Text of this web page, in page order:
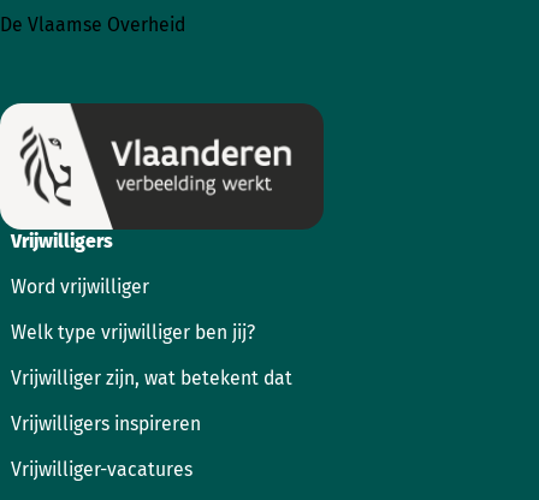
InstagramFacebook
Vrijwilligers
Word vrijwilliger
Welk type vrijwilliger ben jij?
Vrijwilliger zijn, wat betekent dat
Vrijwilligers inspireren
Vrijwilliger-vacatures
De Vlaamse Overheid